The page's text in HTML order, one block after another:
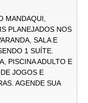
MANDAQUI,
PLANEJADOS NOS
SALA E
1 SUÍTE.
PISCINA ADULTO E
JOGOS E
AGENDE SUA